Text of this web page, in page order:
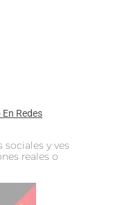
Redes
y ves
reales o